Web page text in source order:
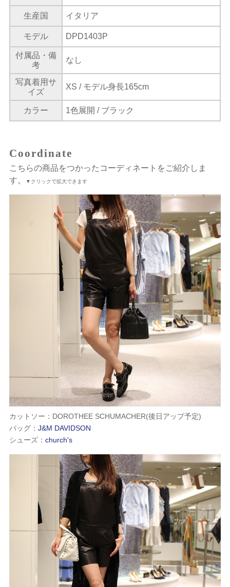
生産国 イタリア
モデル DPD1403P
付属品・備
考
なし
写真着用サ
イズ
XS / モデル身長165cm
カラー 1色展開 / ブラック
Coordinate
こちらの商品をつかったコーディネートをご紹介しま
す。
▼クリックで拡大できます
カットソー：DOROTHEE SCHUMACHER(後日アップ予定)
バッグ： J&M DAVIDSON
シューズ： church's